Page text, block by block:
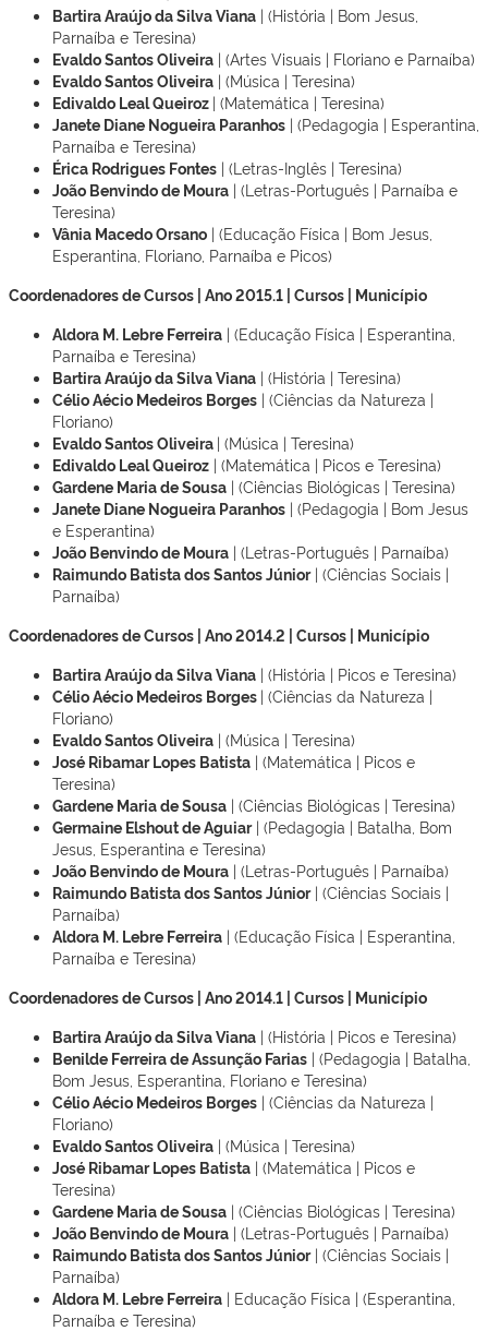
Bartira Araújo da Silva Viana | (História | Bom Jesus,
Parnaíba e Teresina)
Evaldo Santos Oliveira | (Artes Visuais | Floriano e Parnaíba)
Evaldo Santos Oliveira | (Música | Teresina)
Edivaldo Leal Queiroz | (Matemática | Teresina)
Janete Diane Nogueira Paranhos | (Pedagogia | Esperantina,
Parnaíba e Teresina)
Érica Rodrigues Fontes | (Letras-Inglês | Teresina)
João Benvindo de Moura | (Letras-Português | Parnaíba e
Teresina)
Vânia Macedo Orsano | (Educação Física | Bom Jesus,
Esperantina, Floriano, Parnaíba e Picos)
Coordenadores de Cursos | Ano 2015.1 | Cursos | Município
Aldora M. Lebre Ferreira | (Educação Física | Esperantina,
Parnaíba e Teresina)
Bartira Araújo da Silva Viana | (História | Teresina)
Célio Aécio Medeiros Borges | (Ciências da Natureza |
Floriano)
Evaldo Santos Oliveira | (Música | Teresina)
Edivaldo Leal Queiroz | (Matemática | Picos e Teresina)
Gardene Maria de Sousa | (Ciências Biológicas | Teresina)
Janete Diane Nogueira Paranhos | (Pedagogia | Bom Jesus
e Esperantina)
João Benvindo de Moura | (Letras-Português | Parnaíba)
Raimundo Batista dos Santos Júnior| (Ciências Sociais |
Parnaíba)
Coordenadores de Cursos | Ano 2014.2 | Cursos | Município
Bartira Araújo da Silva Viana | (História | Picos e Teresina)
Célio Aécio Medeiros Borges | (Ciências da Natureza |
Floriano)
Evaldo Santos Oliveira | (Música | Teresina)
José Ribamar Lopes Batista | (Matemática | Picos e
Teresina)
Gardene Maria de Sousa | (Ciências Biológicas | Teresina)
Germaine Elshout de Aguiar| (Pedagogia | Batalha, Bom
Jesus, Esperantina e Teresina)
João Benvindo de Moura | (Letras-Português | Parnaíba)
Raimundo Batista dos Santos Júnior| (Ciências Sociais |
Parnaíba)
Aldora M. Lebre Ferreira | (Educação Física | Esperantina,
Parnaíba e Teresina)
Coordenadores de Cursos | Ano 2014.1 | Cursos | Município
Bartira Araújo da Silva Viana | (História | Picos e Teresina)
Benilde Ferreira de Assunção Farias | (Pedagogia | Batalha,
Bom Jesus, Esperantina, Floriano e Teresina)
Célio Aécio Medeiros Borges | (Ciências da Natureza |
Floriano)
Evaldo Santos Oliveira | (Música | Teresina)
José Ribamar Lopes Batista | (Matemática | Picos e
Teresina)
Gardene Maria de Sousa | (Ciências Biológicas | Teresina)
João Benvindo de Moura | (Letras-Português | Parnaíba)
Raimundo Batista dos Santos Júnior| (Ciências Sociais |
Parnaíba)
Aldora M. Lebre Ferreira | Educação Física | (Esperantina,
Parnaíba e Teresina)